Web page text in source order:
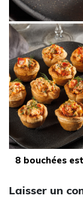
8 bouchées
Laisser un